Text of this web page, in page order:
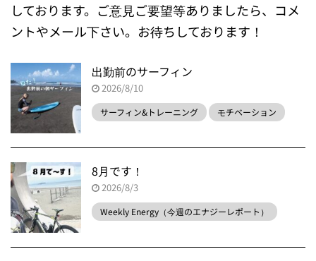
しております。ご意見ご要望等ありましたら、コメ
ントやメール下さい。お待ちしております！
出勤前のサーフィン
2026/8/10
サーフィン&トレーニング モチベーション
8月です！
2026/8/3
Weekly Energy（今週のエナジーレポート）